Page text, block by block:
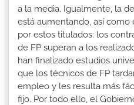
a la media. Igualmente, la
está aumentando, así como
por estos titulados: los
de FP superan a los
han finalizado estudios
que los técnicos de FP
empleo y les resulta más
fijo. Por todo ello, el